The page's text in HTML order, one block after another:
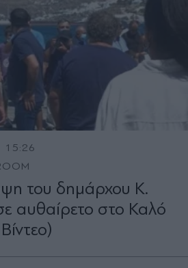
15:26
του δημάρχου Κ.
αυθαίρετο στο Καλό